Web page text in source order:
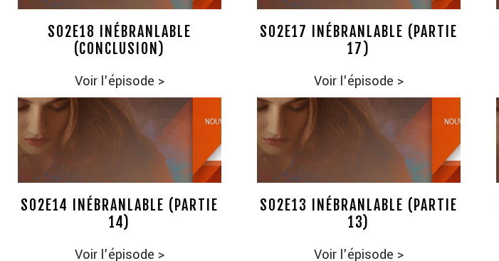
S02E18 INÉBRANLABLE
(CONCLUSION)
Voir l'épisode >
S02E17 INÉBRANLABLE (PARTIE
17)
Voir l'épisode >
S02E14 INÉBRANLABLE (PARTIE
14)
Voir l'épisode >
S02E13 INÉBRANLABLE (PARTIE
13)
Voir l'épisode >